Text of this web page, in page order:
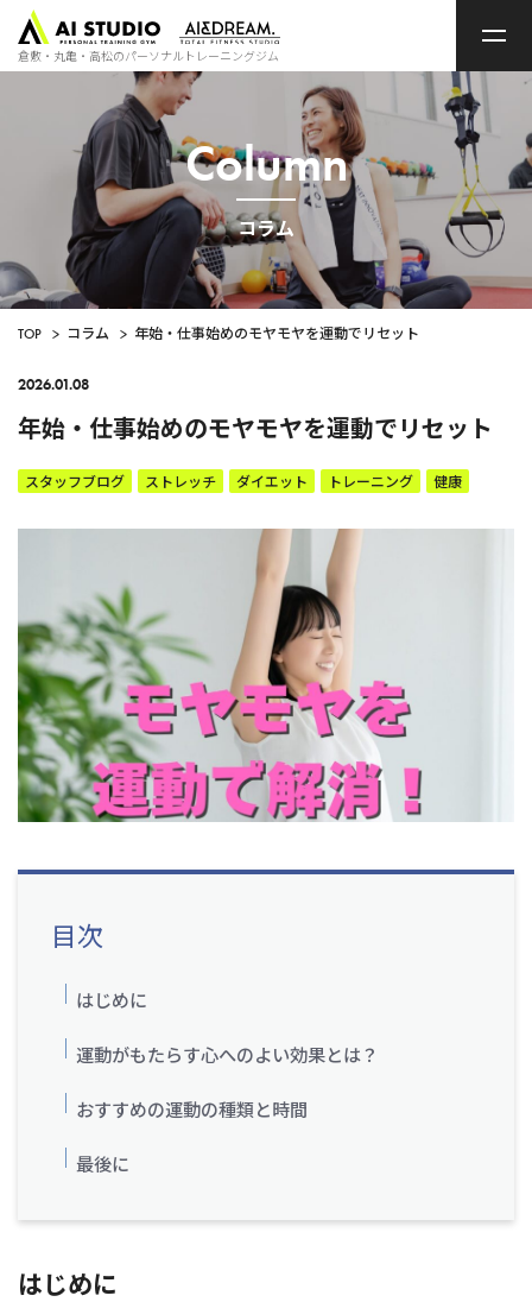
ッ
ペ
ー
ジ
倉敷・丸亀・高松のパーソナルトレーニングジム
Column
コラム
TOP > コラム > 年始・仕事始めのモヤモヤを運動でリセット
2026.01.08
年始・仕事始めのモヤモヤを運動でリセット
スタッフブログ ストレッチ ダイエット トレーニング 健康
目次
はじめに
運動がもたらす心へのよい効果とは？
おすすめの運動の種類と時間
最後に
はじめに